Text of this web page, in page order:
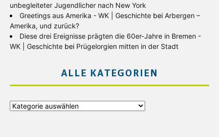
unbegleiteter Jugendlicher nach New York
Greetings aus Amerika - WK | Geschichte bei Arbergen –
Amerika, und zurück?
Diese drei Ereignisse prägten die 60er-Jahre in Bremen -
WK | Geschichte bei Prügelorgien mitten in der Stadt
ALLE KATEGORIEN
Alle